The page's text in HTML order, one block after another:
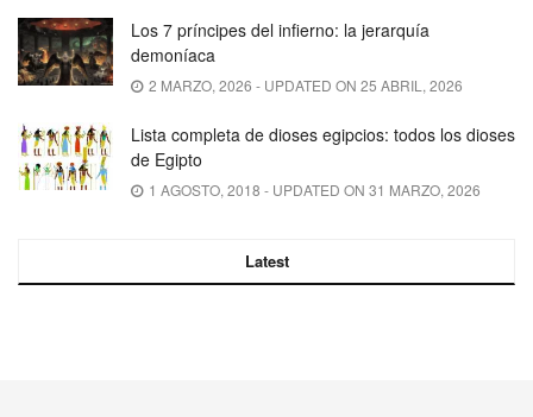
Los 7 príncipes del infierno: la jerarquía
demoníaca
2 MARZO, 2026 - UPDATED ON 25 ABRIL, 2026
Lista completa de dioses egipcios: todos los dioses
de Egipto
1 AGOSTO, 2018 - UPDATED ON 31 MARZO, 2026
Latest